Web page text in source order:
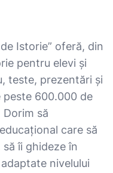
Istorie” oferă, din
pentru elevi și
teste, prezentări și
peste 600.000 de
să
care să
îi ghideze în
nivelului